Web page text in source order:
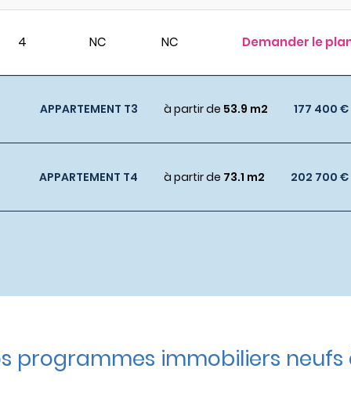
4 NC NC Demander le
APPARTEMENT T3 à partir de 53.9 m2 177 400 €
APPARTEMENT T4 à partir de 73.1 m2 202 700 €
programmes immobiliers